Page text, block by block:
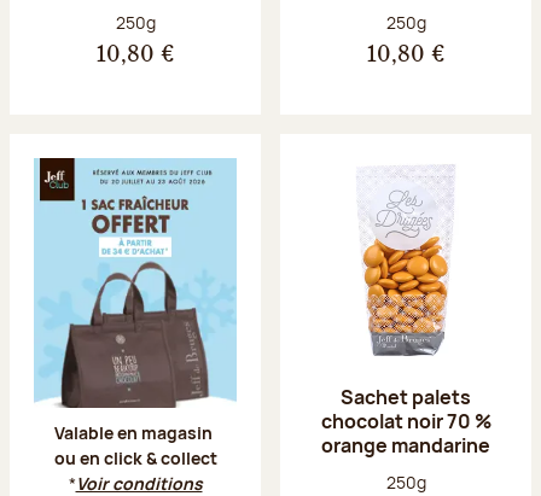
Poids net :
250g
10,80 €
Poids net :
250g
10,80 €
Offre Jeff Club du 20 juillet au 23
Valable en magasin
ou en click & collect
*Voir conditions
Sachet palets
chocolat noir 70 %
orange mandarine
Poids net :
250g